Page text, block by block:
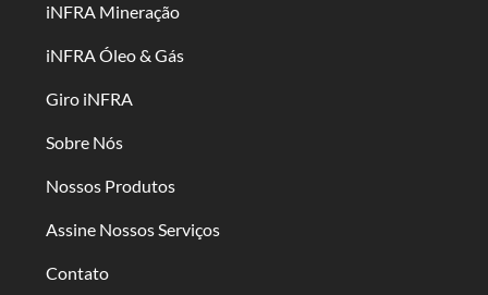
iNFRA Mineração
iNFRA Óleo & Gás
Giro iNFRA
Sobre Nós
Nossos Produtos
Assine Nossos Serviços
Contato